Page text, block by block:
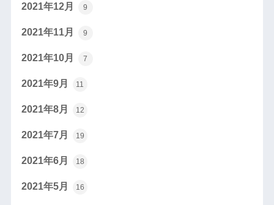
2021年12月 9
2021年11月 9
2021年10月 7
2021年9月 11
2021年8月 12
2021年7月 19
2021年6月 18
2021年5月 16